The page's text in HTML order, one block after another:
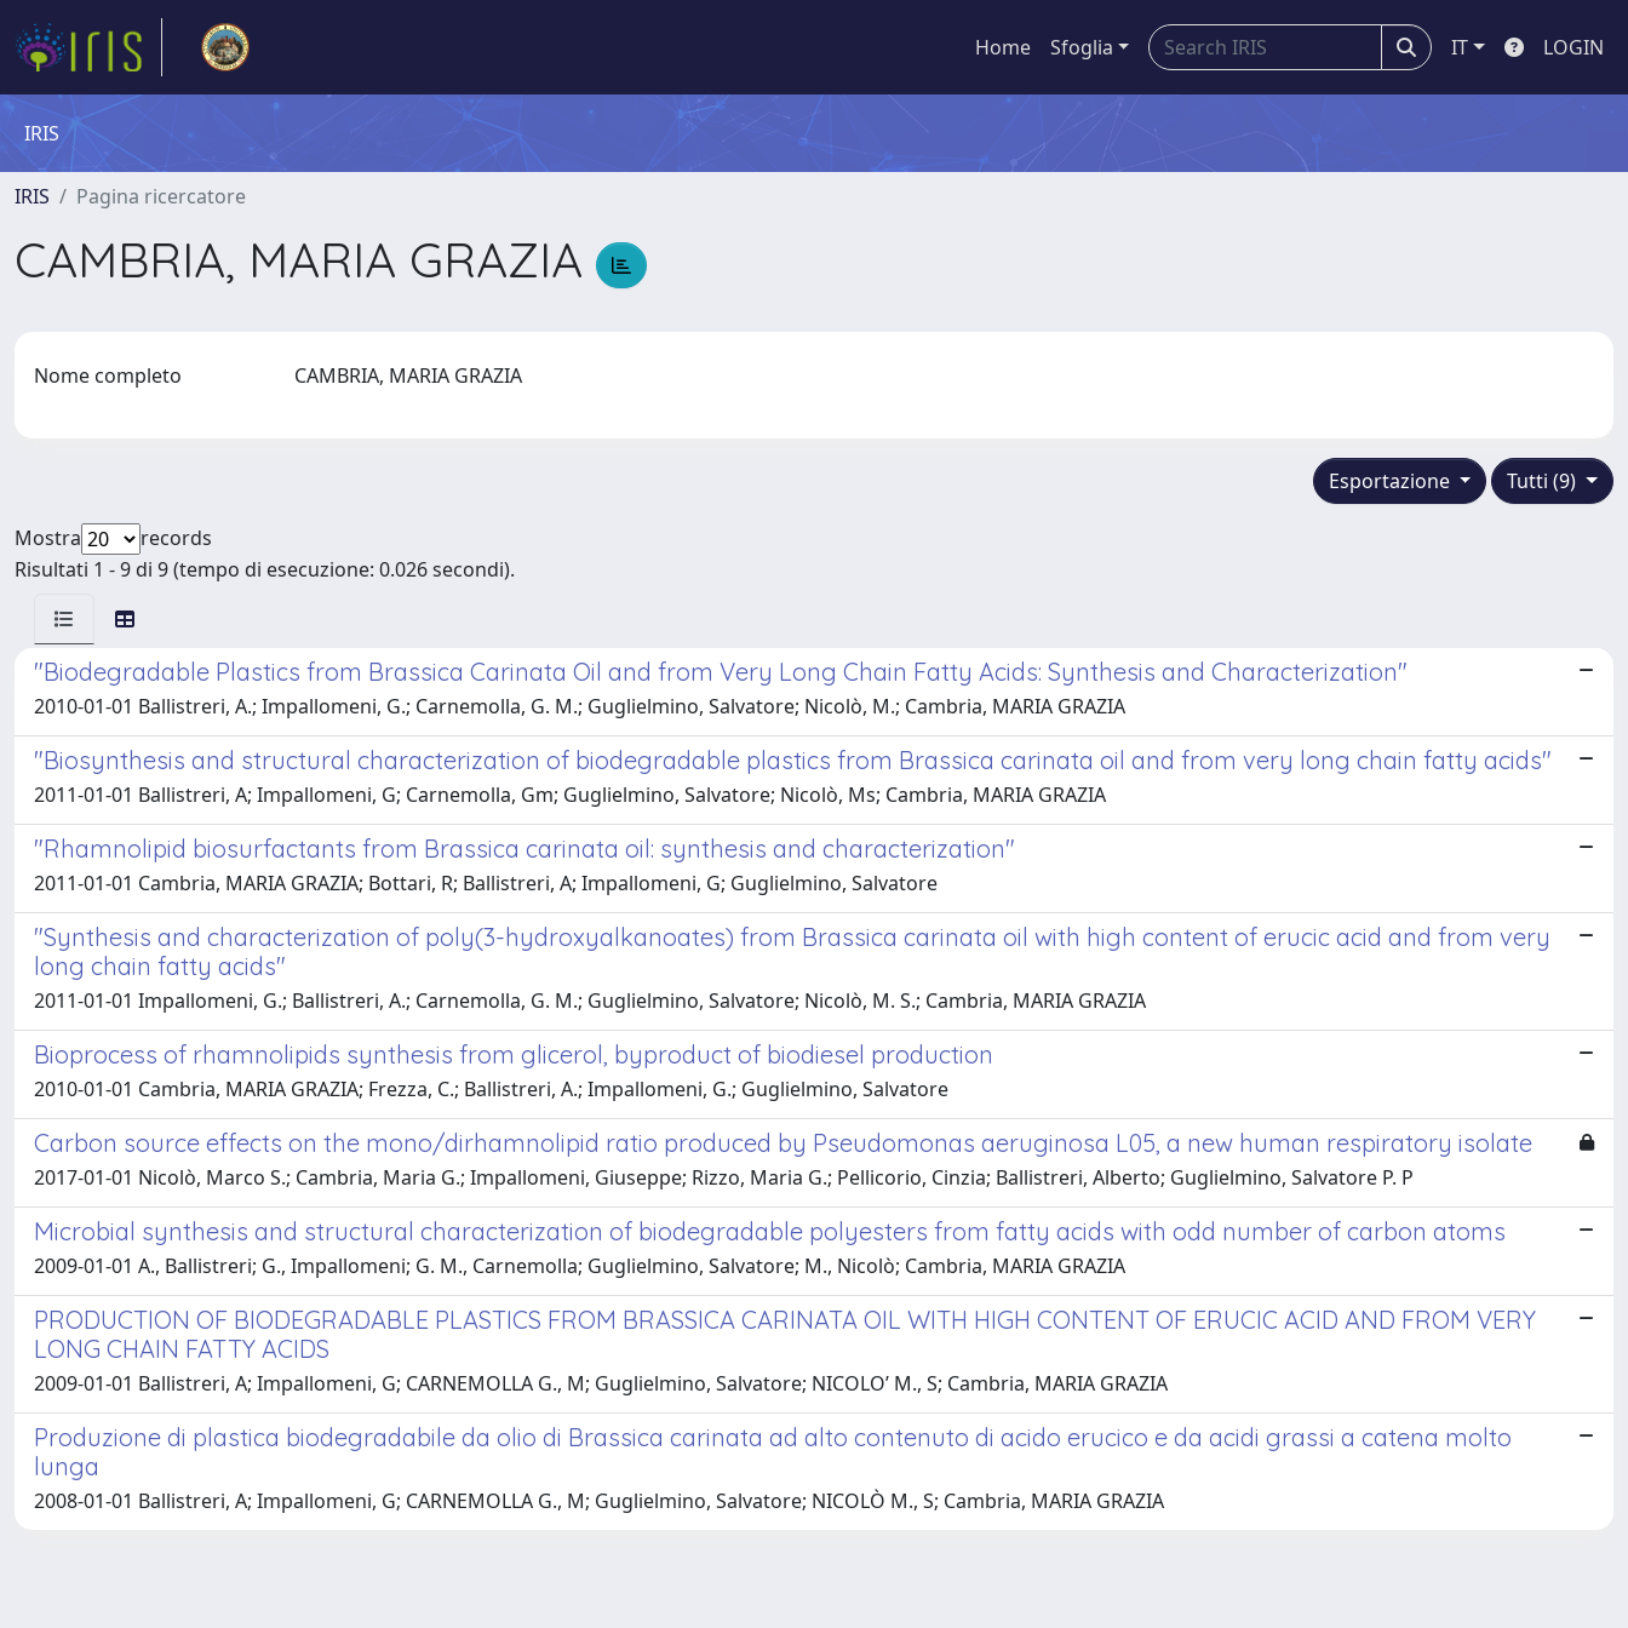
Home Sfoglia IT LOGIN
IRIS
IRIS Pagina ricercatore
CAMBRIA, MARIA GRAZIA
Nome completo CAMBRIA, MARIA GRAZIA
Tutti (9)
Esportazione
Mostra
records
Risultati 1 - 9 di 9 (tempo di esecuzione: 0.026 secondi).
"Biodegradable Plastics from Brassica Carinata Oil and from Very Long Chain Fatty Acids: Synthesis and Characterization"
2010-01-01 Ballistreri, A.; Impallomeni, G.; Carnemolla, G. M.; Guglielmino, Salvatore; Nicolò, M.; Cambria, MARIA GRAZIA
"Biosynthesis and structural characterization of biodegradable plastics from Brassica carinata oil and from very long chain fatty acids"
2011-01-01 Ballistreri, A; Impallomeni, G; Carnemolla, Gm; Guglielmino, Salvatore; Nicolò, Ms; Cambria, MARIA GRAZIA
"Rhamnolipid biosurfactants from Brassica carinata oil: synthesis and characterization"
2011-01-01 Cambria, MARIA GRAZIA; Bottari, R; Ballistreri, A; Impallomeni, G; Guglielmino, Salvatore
"Synthesis and characterization of poly(3-hydroxyalkanoates) from Brassica carinata oil with high content of erucic acid and from very
long chain fatty acids"
2011-01-01 Impallomeni, G.; Ballistreri, A.; Carnemolla, G. M.; Guglielmino, Salvatore; Nicolò, M. S.; Cambria, MARIA GRAZIA
Bioprocess of rhamnolipids synthesis from glicerol, byproduct of biodiesel production
2010-01-01 Cambria, MARIA GRAZIA; Frezza, C.; Ballistreri, A.; Impallomeni, G.; Guglielmino, Salvatore
Carbon source effects on the mono/dirhamnolipid ratio produced by Pseudomonas aeruginosa L05, a new human respiratory isolate
2017-01-01 Nicolò, Marco S.; Cambria, Maria G.; Impallomeni, Giuseppe; Rizzo, Maria G.; Pellicorio, Cinzia; Ballistreri, Alberto; Guglielmino, Salvatore P. P
Microbial synthesis and structural characterization of biodegradable polyesters from fatty acids with odd number of carbon atoms
2009-01-01 A., Ballistreri; G., Impallomeni; G. M., Carnemolla; Guglielmino, Salvatore; M., Nicolò; Cambria, MARIA GRAZIA
PRODUCTION OF BIODEGRADABLE PLASTICS FROM BRASSICA CARINATA OIL WITH HIGH CONTENT OF ERUCIC ACID AND FROM VERY
LONG CHAIN FATTY ACIDS
2009-01-01 Ballistreri, A; Impallomeni, G; CARNEMOLLA G., M; Guglielmino, Salvatore; NICOLO’ M., S; Cambria, MARIA GRAZIA
Produzione di plastica biodegradabile da olio di Brassica carinata ad alto contenuto di acido erucico e da acidi grassi a catena molto
lunga
2008-01-01 Ballistreri, A; Impallomeni, G; CARNEMOLLA G., M; Guglielmino, Salvatore; NICOLÒ M., S; Cambria, MARIA GRAZIA